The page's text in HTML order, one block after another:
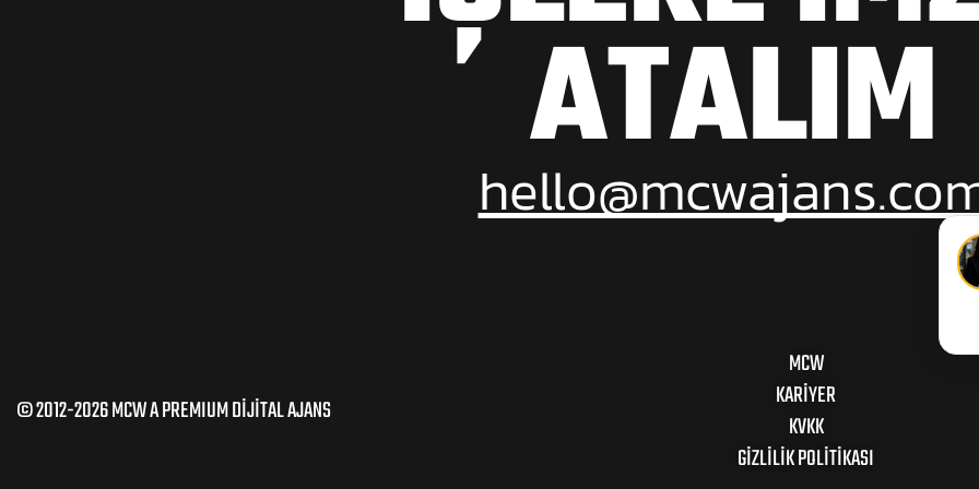
ATALIM
© 2012-2026 MCW A PREMIUM DİJİTAL AJANS
MCW
KARIYER
KVKK
GIZLILIK POLITIKASI